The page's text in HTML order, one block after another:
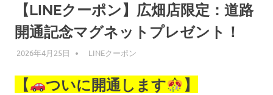
【LINEクーポン】広畑店限定：道路
開通記念マグネットプレゼント！
2026年4月25日 編集者
LINEクーポン
【 ついに開通します
】